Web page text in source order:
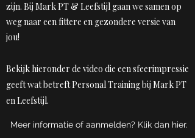
zijn. Bij Mark PT & Leefstijl gaan we samen op
weg naar een fittere en gezondere versie van
jou!
Bekijk hieronder de video die een sfeerimpressie
geeft wat betreft Personal Training bij Mark PT
en Leefstijl.
Meer informatie of aanmelden? Klik dan hier.